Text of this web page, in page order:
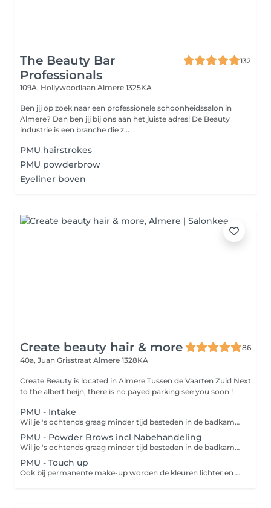
The Beauty Bar
Professionals
132
109A, Hollywoodlaan Almere 1325KA
Ben jij op zoek naar een professionele schoonheidssalon in
Almere? Dan ben jij bij ons aan het juiste adres! De Beauty
industrie is een branche die z...
PMU hairstrokes
PMU powderbrow
Eyeliner boven
Create beauty hair & more
86
40a, Juan Grisstraat Almere 1328KA
Create Beauty is located in Almere Tussen de Vaarten Zuid Next
to the albert heijn, there is no payed parking see you soon !
PMU - Intake
Wil je 's ochtends graag minder tijd besteden in de badkamer? Permanente make-up helpt hierbij! Zo hoef je bij permanente make-up geen make-up meer aan te brengen maar wordt deze definitief aangebracht door de specialist. Zo heb je tot wel 2 jaar een natuurlijke look zonder vroeg uit je bed te moeten 's ochtends! Tijdens de intake worden jouw wensen besproken en wordt er een plan van aanpak gemaakt.
PMU - Powder Brows incl Nabehandeling
Wil je 's ochtends graag minder tijd besteden in de badkamer? Permanente make-up helpt hierbij! Zo hoef je bij permanente make-up geen make-up meer aan te brengen maar wordt deze definitief aangebracht door de specialist. Zo heb je tot wel 2 jaar een natuurlijke look zonder vroeg uit je bed te moeten 's ochtends! De Powder Brows techniek pigmenteert op subtiele wijze de wenkbrauwvorm. Je wenkbrauwen lijken een stuk voller, alsof ze door een wenkbrauwpoeder zijn ingekleurd. In tegenstelling tot microblading is het geschikt voor ieder huidtype en krijg je een meer gedefinieerd resultaat.
PMU - Touch up
Ook bij permanente make-up worden de kleuren lichter en moeten ongeveer ieder 1,5 tot 2 jaar worden bijgewerkt. Om te voorkomen dat je zelf weer de make-up erbij pakt kun je eens in de zoveel tijd een opfrisbeurt doen. Zo voel jij jezelf weer helemaal top!